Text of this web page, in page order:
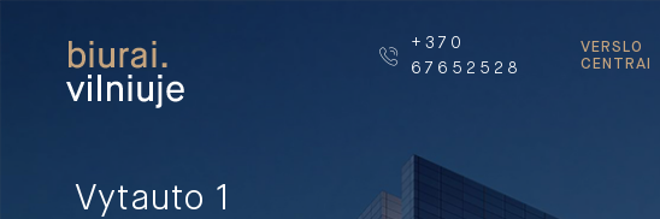
+370
67652528
VERSLO
CENTRAI
Vytauto 1